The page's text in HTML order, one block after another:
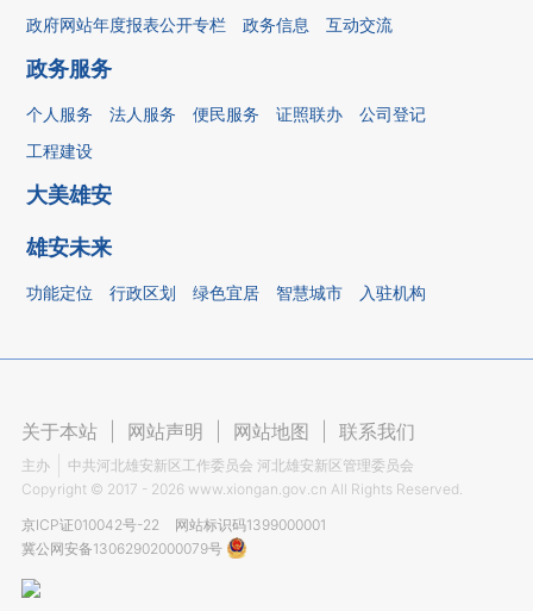
政府网站年度报表公开专栏
政务信息 互动交流
政务服务
个人服务 法人服务 便民服务 证照联办
公司登记
工程建设
大美雄安
雄安未来
功能定位 行政区划 绿色宜居 智慧城市 入驻机构
关于本站 网站声明 网站地图 联系我们
主办
中共河北雄安新区工作委员会 河北雄安新区管理委员会
Copyright © 2017 - 2026 www.xiongan.gov.cn All Rights Reserved.
京ICP证010042号-22
网站标识码1399000001
冀公网安备13062902000079号